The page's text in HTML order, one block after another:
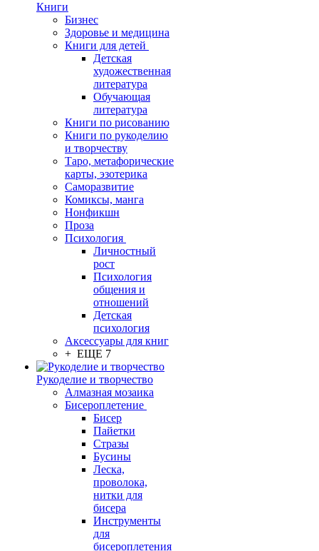
Книги
Бизнес
Здоровье и медицина
Книги для детей
Детская
художественная
литература
Обучающая
литература
Книги по рисованию
Книги по рукоделию
и творчеству
Таро, метафорические
карты, эзотерика
Саморазвитие
Комиксы, манга
Нонфикшн
Проза
Психология
Личностный
рост
Психология
общения и
отношений
Детская
психология
Аксессуары для книг
+ ЕЩЕ 7
Рукоделие и творчество
Алмазная мозаика
Бисероплетение
Бисер
Пайетки
Стразы
Бусины
Леска,
проволока,
нитки для
бисера
Инструменты
для
бисероплетения